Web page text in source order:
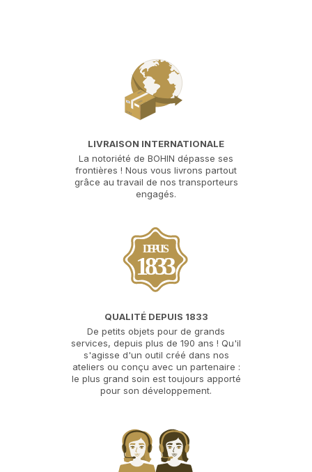
LIVRAISON INTERNATIONALE
La notoriété de BOHIN dépasse ses
frontières ! Nous vous livrons partout
grâce au travail de nos transporteurs
engagés.
DEPUIS
1833
QUALITÉ DEPUIS 1833
De petits objets pour de grands
services, depuis plus de 190 ans ! Qu'il
s'agisse d'un outil créé dans nos
ateliers ou conçu avec un partenaire :
le plus grand soin est toujours apporté
pour son développement.